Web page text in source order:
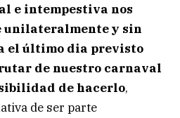
e intempestiva nos
unilateralmente y sin
el último dia previsto
de nuestro carnaval
de hacerlo,
de ser parte